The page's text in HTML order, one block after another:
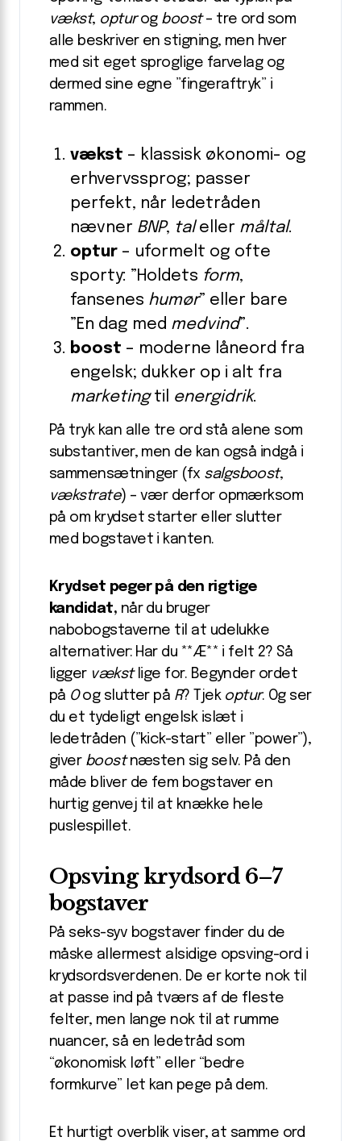
vækst, opturog boost– tre ord som
alle beskriver en stigning, men hver
med sit eget sproglige farvelag og
dermed sine egne ”fingeraftryk” i
rammen.
vækst – klassisk økonomi- og
erhvervssprog; passer
perfekt, når ledetråden
nævner BNP, taleller måltal.
optur– uformelt og ofte
sporty: ”Holdets form,
fansenes humør” eller bare
”En dag med medvind”.
boost – moderne låneord fra
engelsk; dukker op i alt fra
marketingtil energidrik.
På tryk kan alle tre ord stå alene som
substantiver, men de kan også indgå i
sammensætninger (fx salgsboost,
vækstrate) – vær derfor opmærksom
på om krydset starter eller slutter
med bogstavet i kanten.
Krydset peger på den rigtige
kandidat, når du bruger
nabobogstaverne til at udelukke
alternativer: Har du **Æ** i felt 2? Så
ligger vækstlige for. Begynder ordet
på Oog slutter på R? Tjek optur. Og ser
du et tydeligt engelsk islæt i
ledetråden (”kick-start” eller ”power”),
giver boostnæsten sig selv. På den
måde bliver de fem bogstaver en
hurtig genvej til at knække hele
puslespillet.
Opsving krydsord 6–7
bogstaver
På seks-syv bogstaver finder du de
måske allermest alsidige opsving-ord i
krydsordsverdenen. De er korte nok til
at passe ind på tværs af de fleste
felter, men lange nok til at rumme
nuancer, så en ledetråd som
“økonomisk løft” eller “bedre
formkurve” let kan pege på dem.
Et hurtigt overblik viser, at samme ord